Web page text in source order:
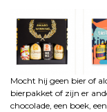
Mocht hij geen bier of
bierpakket of zijn er
chocolade, een boek,